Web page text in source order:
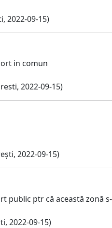
2022-09-15)
in comun
2022-09-15)
2022-09-15)
public ptr că această zonă
2022-09-15)